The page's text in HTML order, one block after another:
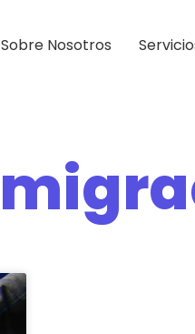
Sobre Nosotros